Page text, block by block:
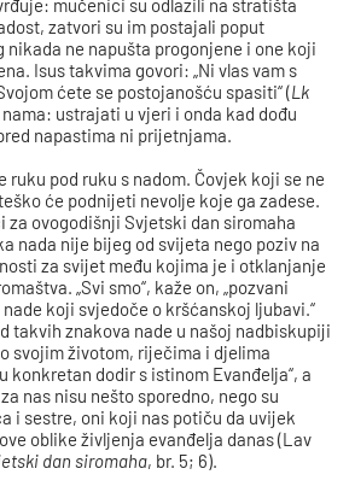
mučenici su odlazili na stratišta
zatvori su im postajali poput
nikada ne napušta progonjene i one koji
Isus takvima govori: „Ni vlas vam s
ćete se postojanošću spasiti“ (Lk
nama: ustrajati u vjeri i onda kad dođu
napastima ni prijetnjama.
ruku pod ruku s nadom. Čovjek koji se ne
će podnijeti nevolje koje ga zadese.
za ovogodišnji Svjetski dan siromaha
nada nije bijeg od svijeta nego poziv na
za svijet među kojima je i otklanjanje
„Svi smo“, kaže on, „pozvani
koji svjedoče o kršćanskoj ljubavi.“
takvih znakova nade u našoj nadbiskupiji
svojim životom, riječima i djelima
konkretan dodir s istinom Evanđelja“, a
nas nisu nešto sporedno, nego su
i sestre, oni koji nas potiču da uvijek
oblike življenja evanđelja danas (Lav
dan siromaha, br. 5; 6).